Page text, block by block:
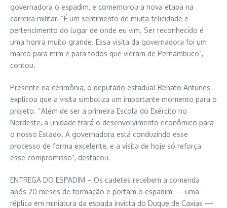
governadora o espadim, e comemorou a nova etapa na
carreira militar. “É um sentimento de muita felicidade e
pertencimento do lugar de onde eu vim. Ser reconhecido é
uma honra muito grande. Essa visita da governadora foi um
marco para mim e para todos que vieram de Pernambuco”,
contou.
Presente na cerimônia, o deputado estadual Renato Antunes
explicou que a visita simboliza um importante momento para o
projeto. “Além de ser a primeira Escola do Exército no
Nordeste, a unidade trará o desenvolvimento econômico para
o nosso Estado. A governadora está conduzindo esse
processo de forma excelente, e a visita de hoje só reforça
esse compromisso”, destacou.
ENTREGA DO ESPADIM – Os cadetes recebem a comenda
após 20 meses de formação e portam o espadim — uma
réplica em miniatura da espada invicta do Duque de Caxias —